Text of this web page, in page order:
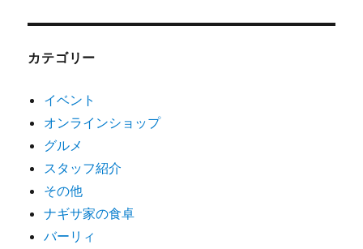
カテゴリー
イベント
オンラインショップ
グルメ
スタッフ紹介
その他
ナギサ家の食卓
バーリィ